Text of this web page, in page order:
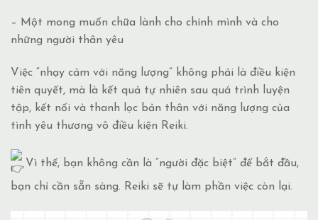
– Một mong muốn chữa lành cho chính mình và cho
những người thân yêu
Việc “nhạy cảm với năng lượng” không phải là điều kiện
tiên quyết, mà là kết quả tự nhiên sau quá trình luyện
tập, kết nối và thanh lọc bản thân với năng lượng của
tình yêu thương vô điều kiện Reiki.
Vì thế, bạn không cần là “người đặc biệt” để bắt đầu,
bạn chỉ cần sẵn sàng. Reiki sẽ tự làm phần việc còn lại.